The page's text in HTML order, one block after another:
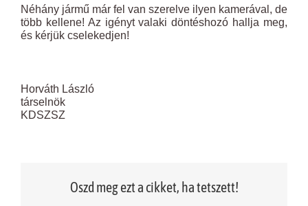
Néhány jármű már fel van szerelve ilyen kamerával, de
több kellene! Az igényt valaki döntéshozó hallja meg,
és kérjük cselekedjen!
Horváth László
társelnök
KDSZSZ
Oszd meg ezt a cikket, ha tetszett!